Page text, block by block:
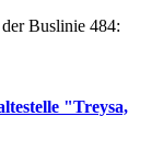
Buslinie 484:
"Treysa,